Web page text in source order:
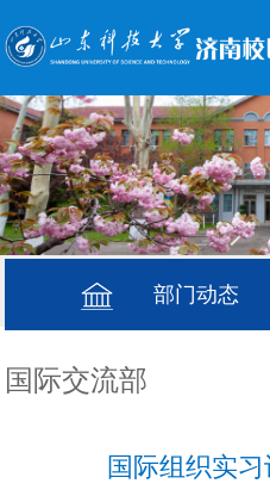
部门动态
国际交流部
国际组织实